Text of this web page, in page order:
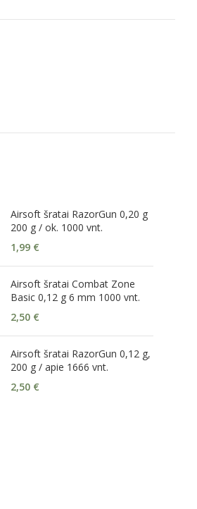
Airsoft šratai RazorGun 0,20 g
200 g / ok. 1000 vnt.
1,99 €
Airsoft šratai Combat Zone
Basic 0,12 g 6 mm 1000 vnt.
2,50 €
Airsoft šratai RazorGun 0,12 g,
200 g / apie 1666 vnt.
2,50 €